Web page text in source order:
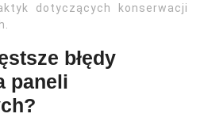
dotyczących konserwacji
błędy
paneli